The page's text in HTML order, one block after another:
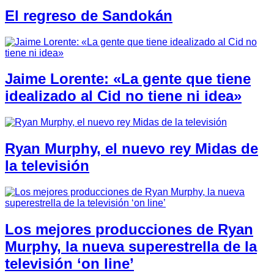
El regreso de Sandokán
Jaime Lorente: «La gente que tiene
idealizado al Cid no tiene ni idea»
Ryan Murphy, el nuevo rey Midas de
la televisión
Los mejores producciones de Ryan
Murphy, la nueva superestrella de la
televisión ‘on line’